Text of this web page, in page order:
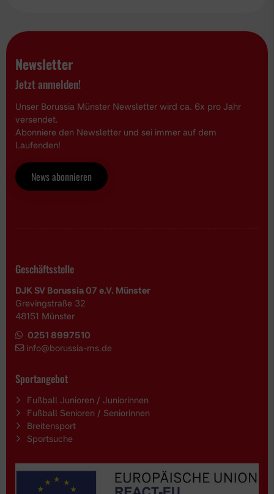
Newsletter
Jetzt anmelden!
Unser Borussia Münster Newsletter wird ca. 6x pro Jahr
versendet.
Abonniere den Newsletter und sei immer auf dem
Laufenden!
News abonnieren
Geschäftsstelle
DJK SV Borussia 07 e.V. Münster
Grevingstraße 32
48151 Münster
0251 8997510
info@borussia-ms.de
Sportangebot
Fußball Junioren / Juniorinnen
Fußball Senioren / Seniorinnen
Breitensport
Sportsuche